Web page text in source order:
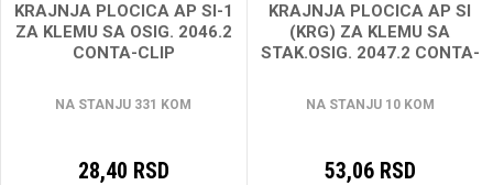
KRAJNJA PLOCICA AP SI-1
ZA KLEMU SA OSIG. 2046.2
CONTA-CLIP
NA STANJU 331 KOM
28,40 RSD
KRAJNJA PLOCICA AP SI
(KRG) ZA KLEMU SA
STAK.OSIG. 2047.2 CONTA-
NA STANJU 10 KOM
53,06 RSD